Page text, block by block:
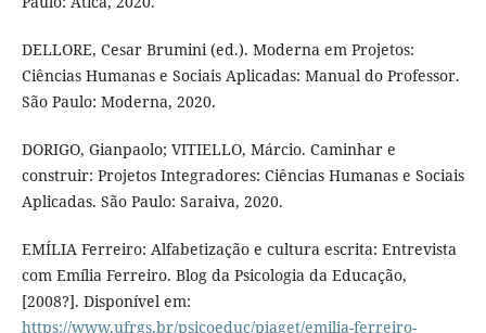
DELLORE, Cesar Brumini (ed.). Moderna em Projetos:
Ciências Humanas e Sociais Aplicadas: Manual do Professor.
São Paulo: Moderna, 2020.
DORIGO, Gianpaolo; VITIELLO, Márcio. Caminhar e
construir: Projetos Integradores: Ciências Humanas e Sociais
Aplicadas. São Paulo: Saraiva, 2020.
EMÍLIA Ferreiro: Alfabetização e cultura escrita: Entrevista
com Emília Ferreiro. Blog da Psicologia da Educação,
[2008?]. Disponível em:
https://www.ufrgs.br/psicoeduc/piaget/emilia-ferreiro-